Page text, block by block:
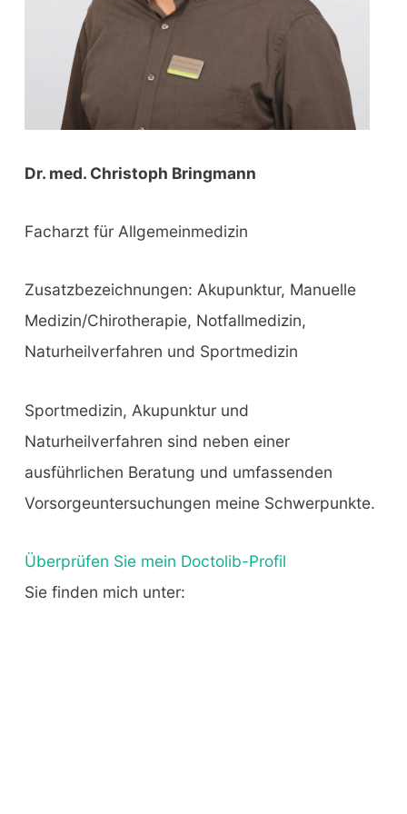
Dr. med. Christoph Bringmann
Facharzt für Allgemeinmedizin
Zusatzbezeichnungen: Akupunktur, Manuelle
Medizin/Chirotherapie, Notfallmedizin,
Naturheilverfahren und Sportmedizin
Sportmedizin, Akupunktur und
Naturheilverfahren sind neben einer
ausführlichen Beratung und umfassenden
Vorsorgeuntersuchungen meine Schwerpunkte.
Überprüfen Sie mein Doctolib-Profil
Sie finden mich unter: